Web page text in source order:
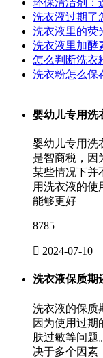
环保清洁剂：
洗衣液过期了
洗衣液里的荧
洗衣液里加酵
怎么判断洗衣
洗衣粉怎么保
婴幼儿专用洗
婴幼儿专用洗
是智商税，因
某些情况下并
用洗衣液的使
能够更好
8785
 2024-07-10
洗衣液保质期
洗衣液的保质
因为使用过期
肤过敏等问题
决于多个因素